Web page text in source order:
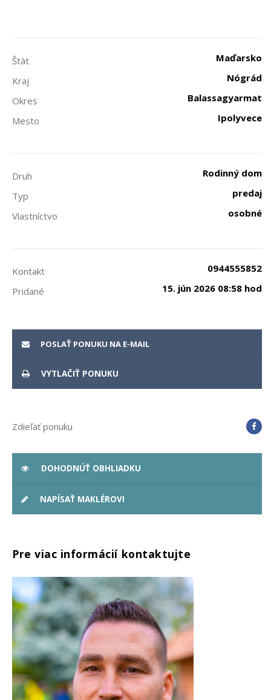
Štát
Maďarsko
Kraj
Nógrád
Okres
Balassagyarmat
Mesto
Ipolyvece
Druh
Rodinný dom
Typ
predaj
Vlastníctvo
osobné
Kontakt
0944555852
Pridané
15. jún 2026 08:58 hod
POSLAŤ PONUKU NA E-MAIL
VYTLAČIŤ PONUKU
Zdieľať ponuku
DOHODNÚŤ OBHLIADKU
NAPÍSAŤ MAKLÉROVI
Pre viac informácií kontaktujte